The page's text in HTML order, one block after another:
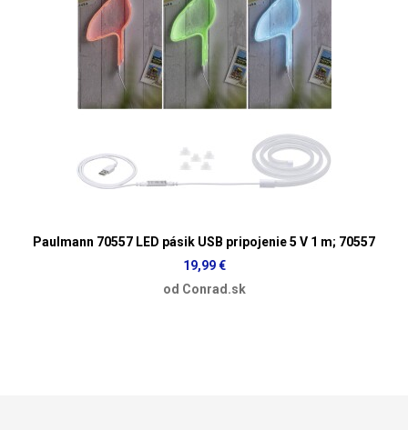
Paulmann 70557 LED pásik USB pripojenie 5 V 1 m; 70557
19,99 €
od Conrad.sk